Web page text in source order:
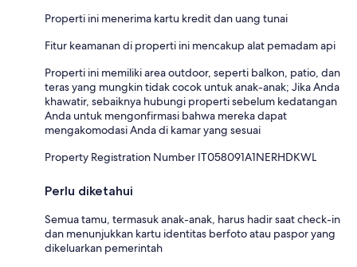
Properti ini menerima kartu kredit dan uang tunai
Fitur keamanan di properti ini mencakup alat pemadam api
Properti ini memiliki area outdoor, seperti balkon, patio, dan
teras yang mungkin tidak cocok untuk anak-anak; Jika Anda
khawatir, sebaiknya hubungi properti sebelum kedatangan
Anda untuk mengonfirmasi bahwa mereka dapat
mengakomodasi Anda di kamar yang sesuai
Property Registration Number IT058091A1NERHDKWL
Perlu diketahui
Semua tamu, termasuk anak-anak, harus hadir saat check-in
dan menunjukkan kartu identitas berfoto atau paspor yang
dikeluarkan pemerintah